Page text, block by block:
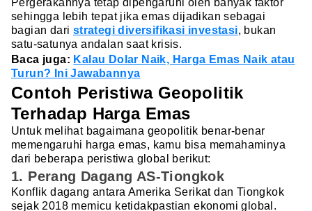
sehingga lebih tepat jika emas dijadikan sebagai
bagian dari strategi diversifikasi investasi, bukan
satu-satunya andalan saat krisis.
Baca juga: Kalau Dolar Naik, Harga Emas Naik atau
Turun? Ini Jawabannya
Contoh Peristiwa Geopolitik
Terhadap Harga Emas
Untuk melihat bagaimana geopolitik benar-benar
memengaruhi harga emas, kamu bisa memahaminya
dari beberapa peristiwa global berikut:
1. Perang Dagang AS-Tiongkok
Konflik dagang antara Amerika Serikat dan Tiongkok
sejak 2018 memicu ketidakpastian ekonomi global.